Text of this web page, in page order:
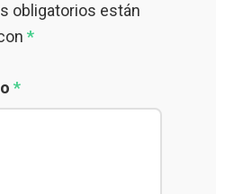
obligatorios están
*
*